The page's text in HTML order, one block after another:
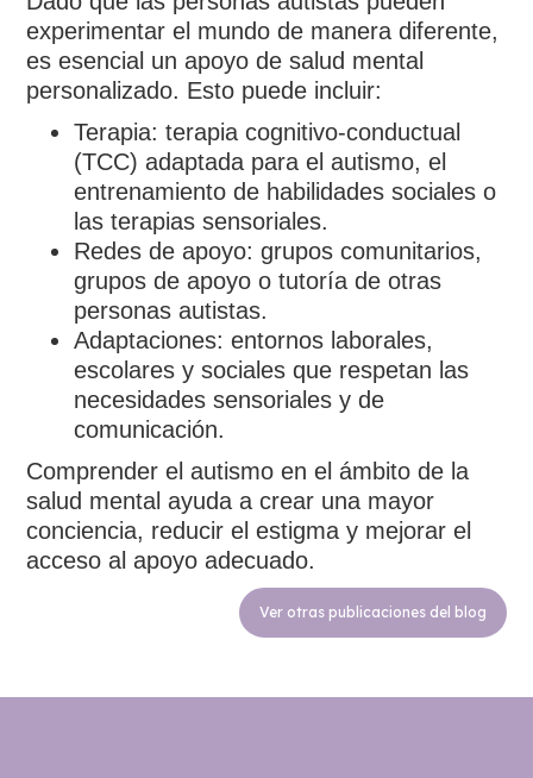
experimentar el mundo de manera diferente,
es esencial un apoyo de salud mental
personalizado. Esto puede incluir:
Terapia: terapia cognitivo-conductual
(TCC) adaptada para el autismo, el
entrenamiento de habilidades sociales o
las terapias sensoriales.
Redes de apoyo: grupos comunitarios,
grupos de apoyo o tutoría de otras
personas autistas.
Adaptaciones: entornos laborales,
escolares y sociales que respetan las
necesidades sensoriales y de
comunicación.
Comprender el autismo en el ámbito de la
salud mental ayuda a crear una mayor
conciencia, reducir el estigma y mejorar el
acceso al apoyo adecuado.
Ver otras publicaciones del blog